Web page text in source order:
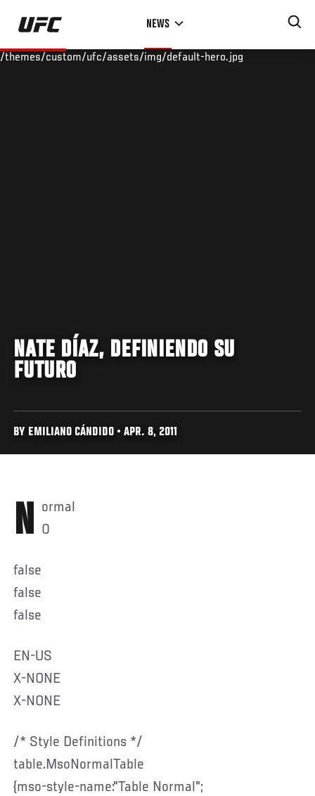
Skip
main
NEWS
/themes/custom/ufc/assets/img/default-hero.jpg
NATE DÍAZ, DEFINIENDO SU
FUTURO
BY EMILIANO CÁNDIDO • APR. 8, 2011
Normal
0
false
false
false
EN-US
X-NONE
X-NONE
/* Style Definitions */
table.MsoNormalTable
{mso-style-name:"Table Normal";